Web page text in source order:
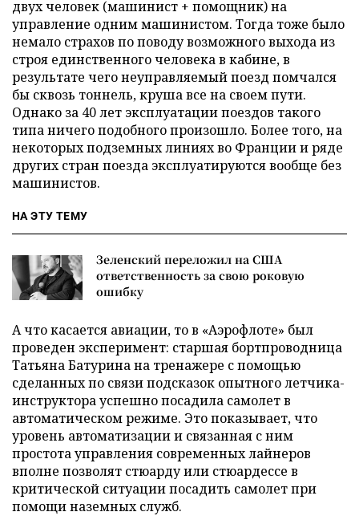
двух человек (машинист + помощник) на
управление одним машинистом. Тогда тоже было
немало страхов по поводу возможного выхода из
строя единственного человека в кабине, в
результате чего неуправляемый поезд помчался
бы сквозь тоннель, круша все на своем пути.
Однако за 40 лет эксплуатации поездов такого
типа ничего подобного произошло. Более того, на
некоторых подземных линиях во Франции и ряде
других стран поезда эксплуатируются вообще без
машинистов.
НА ЭТУ ТЕМУ
Зеленский переложил на США
ответственность за свою роковую
ошибку
А что касается авиации, то в «Аэрофлоте» был
проведен эксперимент: старшая бортпроводница
Татьяна Батурина на тренажере с помощью
сделанных по связи подсказок опытного летчика-
инструктора успешно посадила самолет в
автоматическом режиме. Это показывает, что
уровень автоматизации и связанная с ним
простота управления современных лайнеров
вполне позволят стюарду или стюардессе в
критической ситуации посадить самолет при
помощи наземных служб.